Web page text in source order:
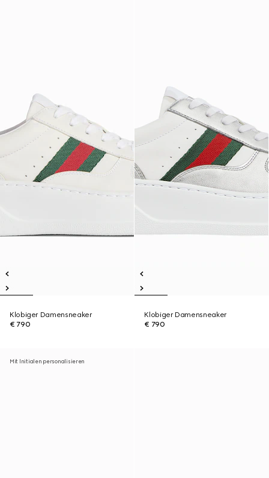
Klobiger Damensneaker
€ 790
Klobiger Damensneaker
€ 790
Mit Initialen personalisieren